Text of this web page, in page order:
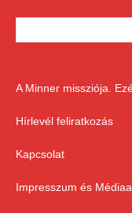
A Minner missziója.
Hírlevél feliratkozás
Kapcsolat
Impresszum és